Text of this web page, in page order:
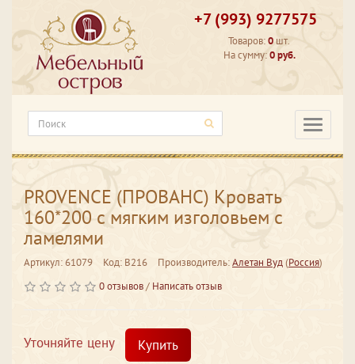
+7 (993) 9277575
Товаров:0 шт.
На сумму:0 руб.
PROVENCE (ПРОВАНС) Кровать
160*200 с мягким изголовьем с
ламелями
Артикул: 61079 Код: В216 Производитель:Алетан Вуд(Россия)
0 отзывов/ Написать отзыв
Уточняйте цену Купить